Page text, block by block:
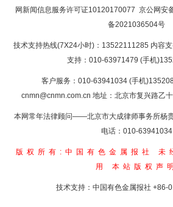
网新闻信息服务许可证10120170077 京公网安
备2021036504号
技术支持热线(7X24小时)：13522111285 内容
支持：010-63971479 (手机
客户服务：010-63941034 (手机
cnmn@cnmn.com.cn 地址：北京市复兴路乙
本网常年法律顾问——北京市大成律师事务所杨
电话：010-63941034
版权所有:中国有色金属报社
未
用 本站版权声明
技术支持：中国有色金属报社 +86-